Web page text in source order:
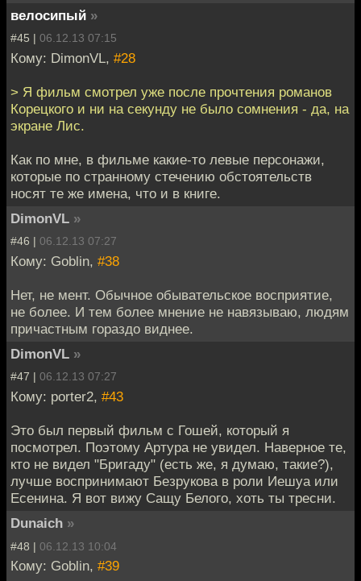
велосипый »
#45 | 06.12.13 07:15
Кому: DimonVL, #28
> Я фильм смотрел уже после прочтения романов
Корецкого и ни на секунду не было сомнения - да, на
экране Лис.
Как по мне, в фильме какие-то левые персонажи,
которые по странному стечению обстоятельств
носят те же имена, что и в книге.
DimonVL »
#46 | 06.12.13 07:27
Кому: Goblin, #38
Нет, не мент. Обычное обывательское восприятие,
не более. И тем более мнение не навязываю, людям
причастным гораздо виднее.
DimonVL »
#47 | 06.12.13 07:27
Кому: porter2, #43
Это был первый фильм с Гошей, который я
посмотрел. Поэтому Артура не увидел. Наверное те,
кто не видел "Бригаду" (есть же, я думаю, такие?),
лучше воспринимают Безрукова в роли Иешуа или
Есенина. Я вот вижу Сащу Белого, хоть ты тресни.
Dunaich »
#48 | 06.12.13 10:04
Кому: Goblin, #39